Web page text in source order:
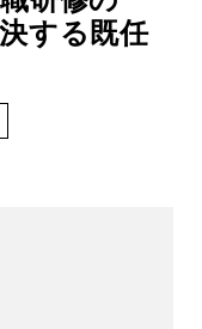
する既任